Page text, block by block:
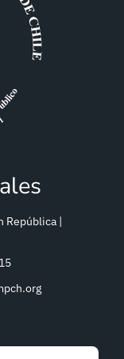
República |